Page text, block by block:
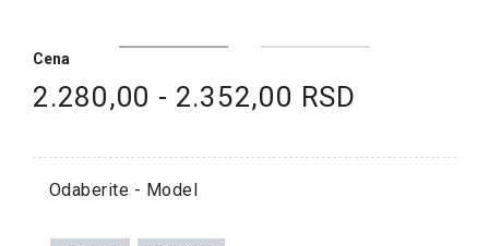
Cena
2.280,00 - 2.352,00 RSD
Odaberite - Model